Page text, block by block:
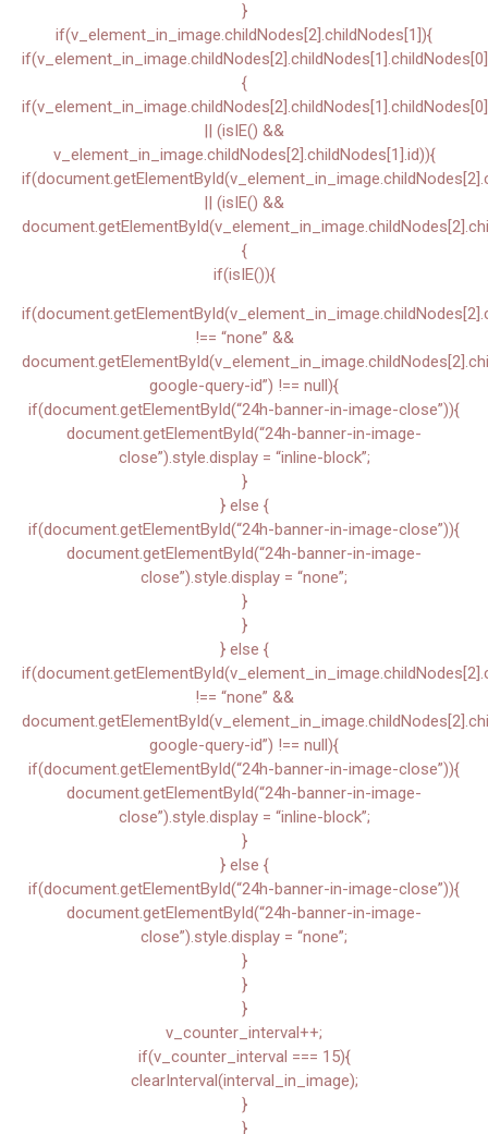
}
if(v_element_in_image.childNodes[2].childNodes[1]){
{
|| (isIE() &&
v_element_in_image.childNodes[2].childNodes[1].id)){
|| (isIE() &&
{
if(isIE()){
!== “none” &&
google-query-id”) !== null){
if(document.getElementById(“24h-banner-in-image-close”)){
document.getElementById(“24h-banner-in-image-
close”).style.display = “inline-block”;
}
} else {
if(document.getElementById(“24h-banner-in-image-close”)){
document.getElementById(“24h-banner-in-image-
close”).style.display = “none”;
}
}
} else {
!== “none” &&
google-query-id”) !== null){
if(document.getElementById(“24h-banner-in-image-close”)){
document.getElementById(“24h-banner-in-image-
close”).style.display = “inline-block”;
}
} else {
if(document.getElementById(“24h-banner-in-image-close”)){
document.getElementById(“24h-banner-in-image-
close”).style.display = “none”;
}
}
}
v_counter_interval++;
if(v_counter_interval === 15){
clearInterval(interval_in_image);
}
}